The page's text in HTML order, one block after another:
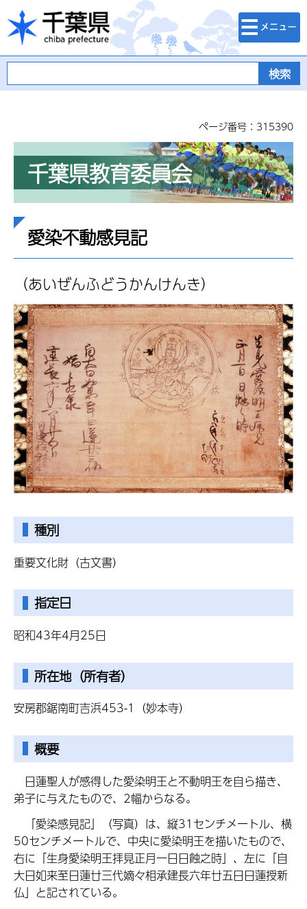
千葉県
検索・メニュ
ー
ページ番号：315390
千葉県教育委員会
愛染不動感見記
（あいぜんふどうかんけんき）
種別
重要文化財（古文書）
指定日
昭和43年4月25日
所在地（所有者）
安房郡鋸南町吉浜453-1（妙本寺）
概要
日蓮聖人が感得した愛染明王と不動明王を自ら描き、
弟子に与えたもので、2幅からなる。
「愛染感見記」（写真）は、縦31センチメートル、横
50センチメートルで、中央に愛染明王を描いたもので、
右に「生身愛染明王拝見正月一日日蝕之時」、左に「自
大日如来至日蓮廿三代嫡々相承建長六年廿五日日蓮授新
仏」と記されている。